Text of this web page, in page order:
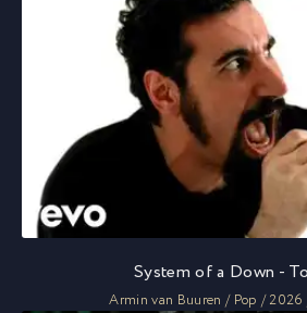
System of a Down -
Armin van Buuren / Pop /